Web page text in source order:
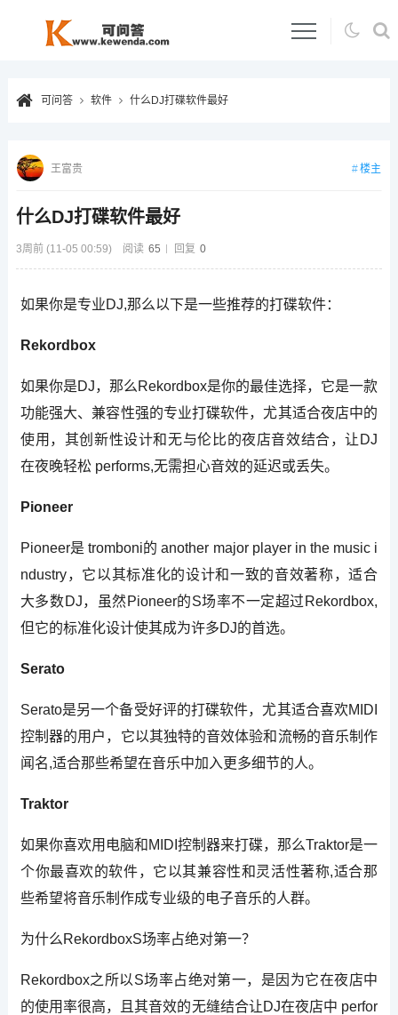
可问答 软件 什么DJ打碟软件最好
什么DJ打碟软件最好
3周前 (11-05 00:59) 阅读 65 回复 0
王富贵 楼主
如果你是专业DJ,那么以下是一些推荐的打碟软件：
Rekordbox
如果你是DJ，那么Rekordbox是你的最佳选择，它是一款
功能强大、兼容性强的专业打碟软件，尤其适合夜店中的
使用，其创新性设计和无与伦比的夜店音效结合，让DJ
在夜晚轻松 performs,无需担心音效的延迟或丢失。
Pioneer
Pioneer是 tromboni的 another major player in the music i
ndustry，它以其标准化的设计和一致的音效著称，适合
大多数DJ，虽然Pioneer的S场率不一定超过Rekordbox,
但它的标准化设计使其成为许多DJ的首选。
Serato
Serato是另一个备受好评的打碟软件，尤其适合喜欢MIDI
控制器的用户，它以其独特的音效体验和流畅的音乐制作
闻名,适合那些希望在音乐中加入更多细节的人。
Traktor
如果你喜欢用电脑和MIDI控制器来打碟，那么Traktor是一
个你最喜欢的软件，它以其兼容性和灵活性著称,适合那
些希望将音乐制作成专业级的电子音乐的人群。
为什么RekordboxS场率占绝对第一？
Rekordbox之所以S场率占绝对第一，是因为它在夜店中
的使用率很高，且其音效的无缝结合让DJ在夜店中 perfor